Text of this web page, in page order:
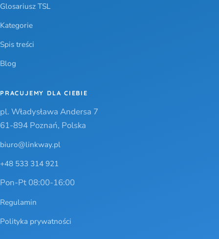
Glosariusz TSL
Kategorie
Spis treści
Blog
PRACUJEMY DLA CIEBIE
pl. Władysława Andersa 7
61-894 Poznań, Polska
biuro@linkway.pl
+48 533 314 921
Pon-Pt 08:00-16:00
Regulamin
Polityka prywatności